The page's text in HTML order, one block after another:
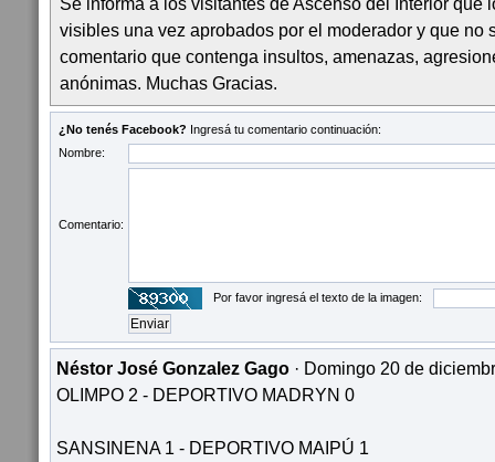
visibles una vez aprobados por el moderador y que no
comentario que contenga insultos, amenazas,
anónimas. Muchas Gracias.
¿No tenés Facebook? Ingresá tu comentario continuación:
Nombre:
Comentario:
Por favor ingresá el texto de la imagen:
Néstor José Gonzalez Gago · Domingo 20 de
OLIMPO 2 - DEPORTIVO MADRYN 0
SANSINENA 1 - DEPORTIVO MAIPÚ 1